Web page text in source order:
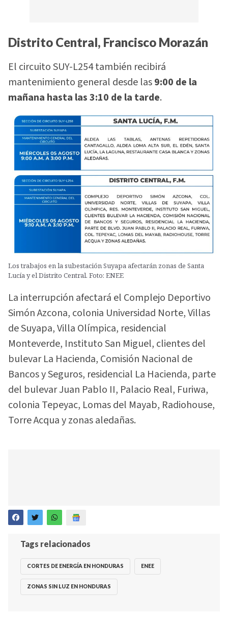
Distrito Central, Francisco Morazán
El circuito SUY-L254 también recibirá
mantenimiento general desde las9:00 de la
mañana hasta las 3:10 de la tarde.
Los trabajos en la subestación Suyapa afectarán zonas de Santa
Lucía y el Distrito Central. Foto: ENEE
La interrupción afectará el Complejo Deportivo
Simón Azcona, colonia Universidad Norte, Villas
de Suyapa, Villa Olímpica, residencial
Monteverde, Instituto San Miguel, clientes del
bulevar La Hacienda, Comisión Nacional de
Bancos y Seguros, residencial La Hacienda, parte
del bulevar Juan Pablo II, Palacio Real, Furiwa,
colonia Tepeyac, Lomas del Mayab, Radiohouse,
Torre Acqua y zonas aledañas.
Tags relacionados
CORTES DE ENERGÍA EN HONDURAS ENEE
ZONAS SIN LUZ EN HONDURAS